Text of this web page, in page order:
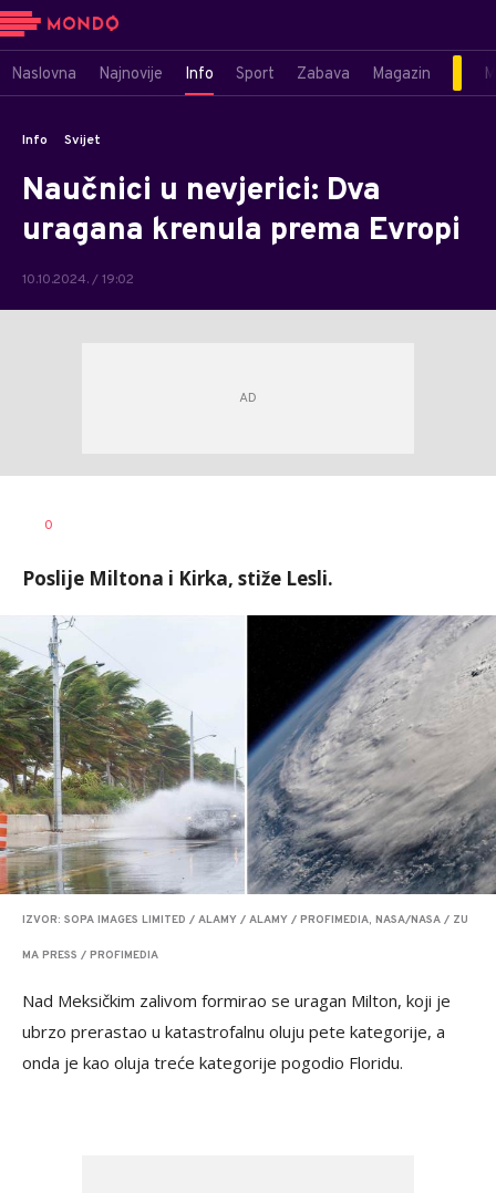
Naslovna Najnovije Info Sport Zabava Magazin
Info Svijet
Naučnici u nevjerici: Dva
uragana krenula prema Evropi
10.10.2024. / 19:02
AUTOR
0
Poslije Miltona i Kirka, stiže Lesli.
IZVOR: SOPA IMAGES LIMITED / ALAMY / ALAMY / PROFIMEDIA, NASA/NASA / ZU
MA PRESS / PROFIMEDIA
Nad Meksičkim zalivom formirao se uragan Milton, koji je
ubrzo prerastao u katastrofalnu oluju pete kategorije, a
onda je kao oluja treće kategorije pogodio Floridu.